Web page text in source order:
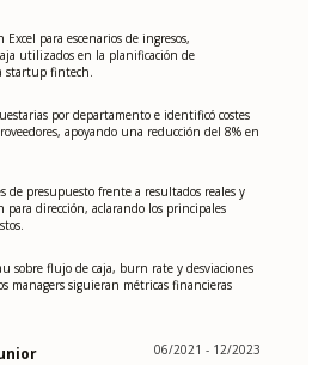
para escenarios de ingresos,
utilizados en la planificación de
startup fintech.
por departamento e identificó costes
apoyando una reducción del 8% en
de presupuesto frente a resultados reales y
para dirección, aclarando los principales
sobre flujo de caja, burn rate y desviaciones
managers siguieran métricas financieras
06/2021 - 12/2023